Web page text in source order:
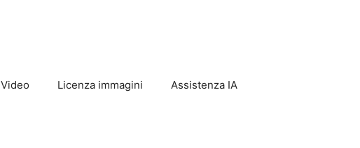
Video Licenza immagini Assistenza IA